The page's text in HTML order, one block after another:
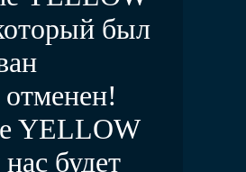
был
YELLOW
будет